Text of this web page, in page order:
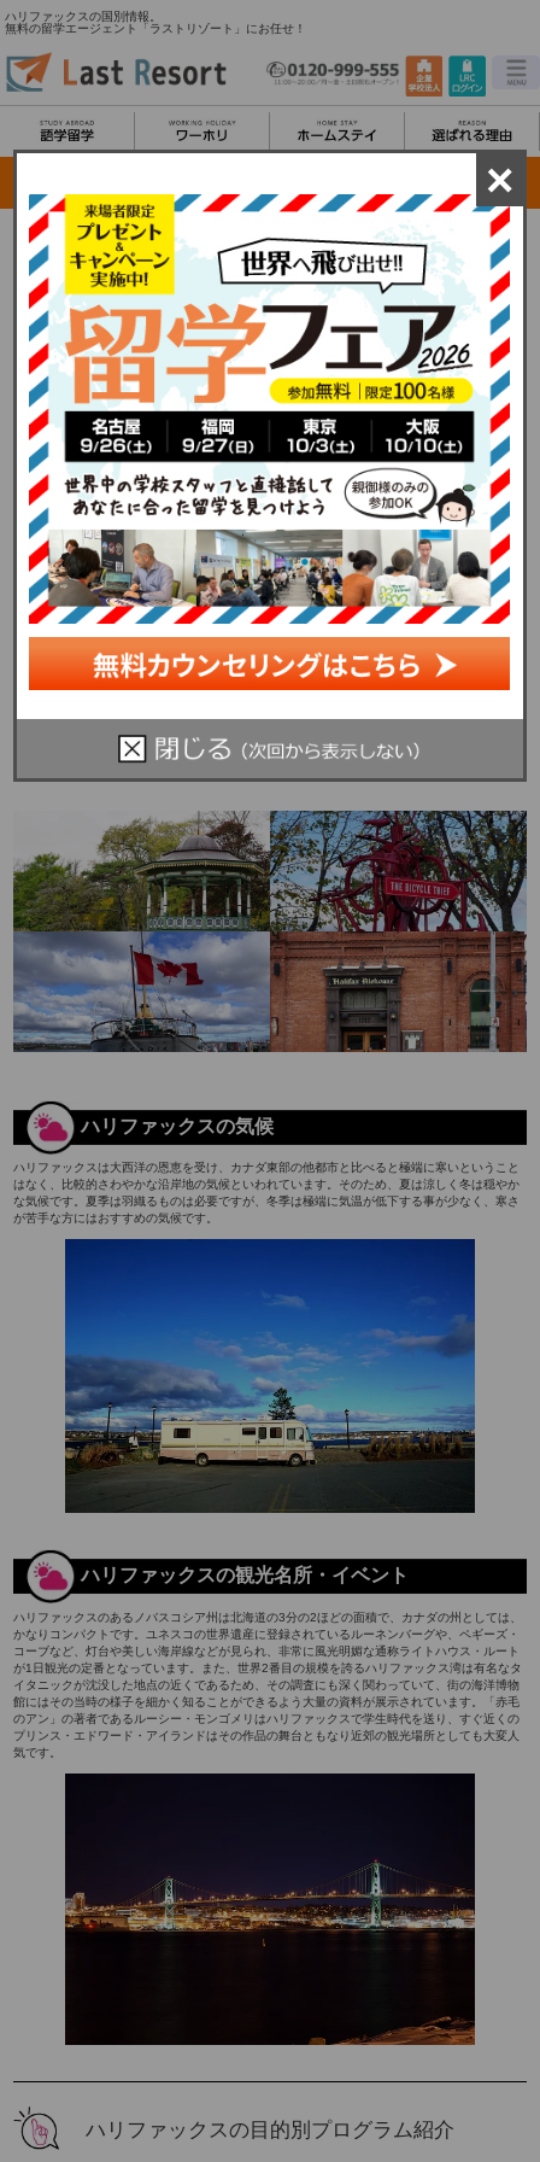
ハリファックスの国別情報。
無料の留学エージェント「ラストリゾート」にお任せ！
×
ハリファックス留学/都市情報
ハリファックスは自然が豊かで大変美しい港街として知られており、大学やカレッジ
が多く、人口の約半分ほどが学生であるというのも大きな特徴です。海沿いの都市な
のでマリンスポーツを楽しめるのはもちろん、雄大な自然を全身で感じることができ
るアクティビティがあることも大きな魅力です。都会の喧騒を離れ、のんびりとした
雰囲気や綺麗な街並みの中で英語を学びたい留学生にはぴったりのハリファックス。
移民が人口の多くを占めるカナダの他都市と比較すると、ハリファックスは移民が人
口の 10%以下と大変少ないです。それに比例して、英語を第一言語とする人口も同様
に 90% 以上で、他都市に比べ英語環境がさらに整っています。
カナダ詳細情報 ＞＞
ハリファックスの気候
ハリファックスは大西洋の恩恵を受け、カナダ東部の他都市と比べると極端に寒いということ
はなく、比較的さわやかな沿岸地の気候といわれています。そのため、夏は涼しく冬は穏やか
な気候です。夏季は羽織るものは必要ですが、冬季は極端に気温が低下する事が少なく、寒さ
が苦手な方にはおすすめの気候です。
ハリファックスの観光名所・イベント
ハリファックスのあるノバスコシア州は北海道の3分の2ほどの面積で、カナダの州としては、
かなりコンパクトです。ユネスコの世界遺産に登録されているルーネンバーグや、ペギーズ・
コーブなど、灯台や美しい海岸線などが見られ、非常に風光明媚な通称ライトハウス・ルート
が1日観光の定番となっています。また、世界2番目の規模を誇るハリファックス湾は有名なタ
イタニックが沈没した地点の近くであるため、その調査にも深く関わっていて、街の海洋博物
館にはその当時の様子を細かく知ることができるよう大量の資料が展示されています。「赤毛
のアン」の著者であるルーシー・モンゴメリはハリファックスで学生時代を送り、すぐ近くの
プリンス・エドワード・アイランドはその作品の舞台ともなり近郊の観光場所としても大変人
気です。
ハリファックスの目的別プログラム紹介